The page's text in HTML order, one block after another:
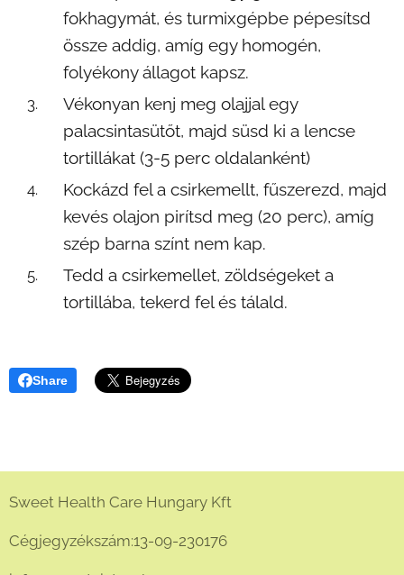
fokhagymát, és turmixgépbe pépesítsd
össze addig, amíg egy homogén,
folyékony állagot kapsz.
Vékonyan kenj meg olajjal egy
palacsintasütőt, majd süsd ki a lencse
tortillákat (3-5 perc oldalanként)
Kockázd fel a csirkemellt, fűszerezd, majd
kevés olajon pirítsd meg (20 perc), amíg
szép barna színt nem kap.
Tedd a csirkemellet, zöldségeket a
tortillába, tekerd fel és tálald.
Share
Sweet Health Care Hungary Kft
Cégjegyzékszám:13-09-230176